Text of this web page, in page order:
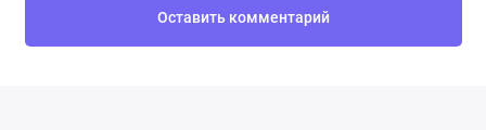
Оставить комментарий